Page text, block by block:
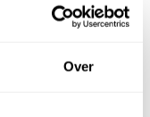
Over